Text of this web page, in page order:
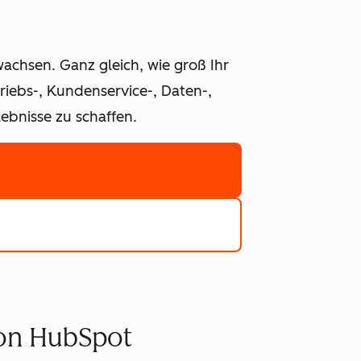
Ganz gleich, wie groß Ihr
, Kundenservice-, Daten-,
zu schaffen.
HubSpot